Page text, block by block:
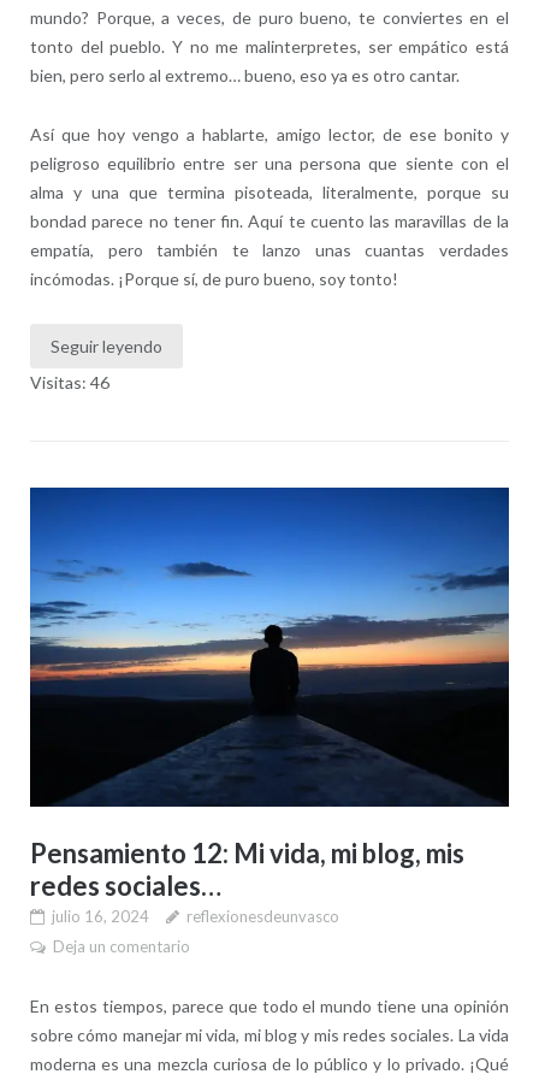
mundo? Porque, a veces, de puro bueno, te conviertes en el
tonto del pueblo. Y no me malinterpretes, ser empático está
bien, pero serlo al extremo… bueno, eso ya es otro cantar.
Así que hoy vengo a hablarte, amigo lector, de ese bonito y
peligroso equilibrio entre ser una persona que siente con el
alma y una que termina pisoteada, literalmente, porque su
bondad parece no tener fin. Aquí te cuento las maravillas de la
empatía, pero también te lanzo unas cuantas verdades
incómodas. ¡Porque sí, de puro bueno, soy tonto!
Seguir leyendo
Visitas: 46
Pensamiento 12: Mi vida, mi blog, mis
redes sociales…
julio 16, 2024
reflexionesdeunvasco
Deja un comentario
En estos tiempos, parece que todo el mundo tiene una opinión
sobre cómo manejar mi vida, mi blog y mis redes sociales. La vida
moderna es una mezcla curiosa de lo público y lo privado. ¡Qué